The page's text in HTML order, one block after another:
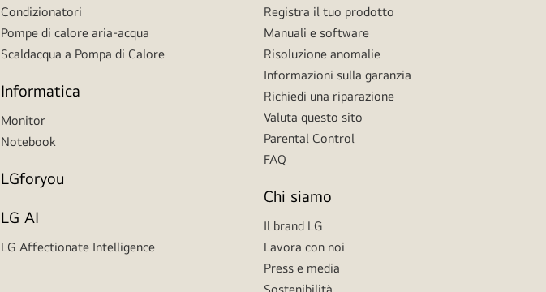
Condizionatori
Pompe di calore aria-acqua
Scaldacqua a Pompa di Calore
Informatica
Monitor
Notebook
LGforyou
LG AI
LG Affectionate Intelligence
Registra il tuo prodotto
Manuali e software
Risoluzione anomalie
Informazioni sulla garanzia
Richiedi una riparazione
Valuta questo sito
Parental Control
FAQ
Chi siamo
Il brand LG
Lavora con noi
Press e media